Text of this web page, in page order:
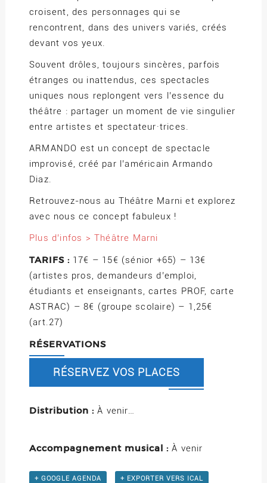
croisent, des personnages qui se
rencontrent, dans des univers variés, créés
devant vos yeux.
Souvent drôles, toujours sincères, parfois
étranges ou inattendus, ces spectacles
uniques nous replongent vers l’essence du
théâtre : partager un moment de vie singulier
entre artistes et spectateur·trices.
ARMANDO est un concept de spectacle
improvisé, créé par l’américain Armando
Diaz.
Retrouvez-nous au Théâtre Marni et explorez
avec nous ce concept fabuleux !
Plus d’infos > Théâtre Marni
TARIFS : 17€ – 15€ (sénior +65) – 13€
(artistes pros, demandeurs d’emploi,
étudiants et enseignants, cartes PROF, carte
ASTRAC) – 8€ (groupe scolaire) – 1,25€
(art.27)
RÉSERVATIONS
RÉSERVEZ VOS PLACES
Distribution :À venir…
Accompagnement musical :À venir
+ GOOGLE AGENDA + EXPORTER VERS ICAL